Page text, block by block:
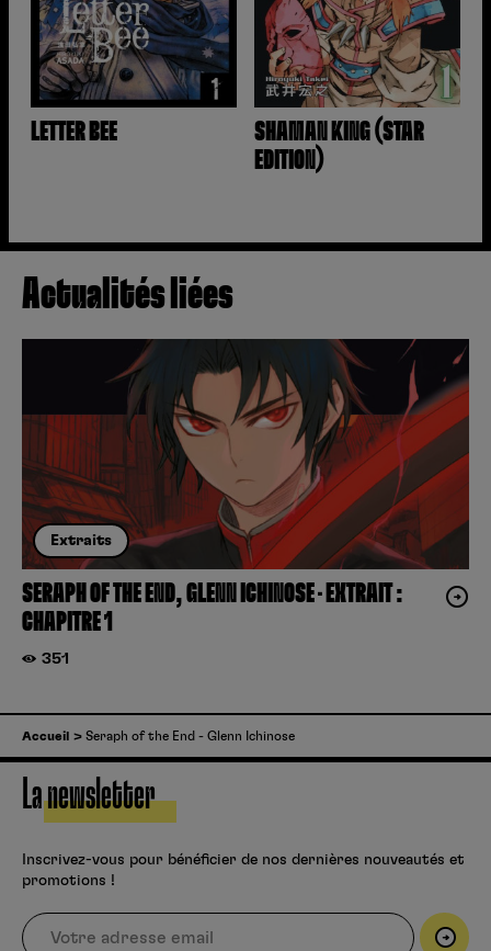
LETTER BEE
SHAMAN KING (STAR
EDITION)
Actualités liées
Extraits
SERAPH OF THE END, GLENN ICHINOSE – EXTRAIT :
CHAPITRE 1
351
Accueil Seraph of the End - Glenn Ichinose
La newsletter
Inscrivez-vous pour bénéficier de nos dernières nouveautés et
promotions !